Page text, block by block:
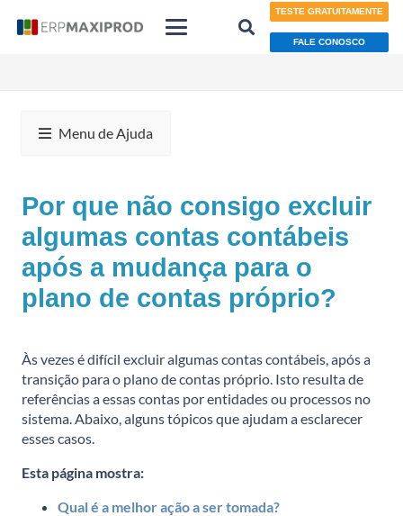
TESTE GRATUITAMENTE
FALE CONOSCO
Menu de Ajuda
Por que não consigo excluir
algumas contas contábeis
após a mudança para o
plano de contas próprio?
Às vezes é difícil excluir algumas contas contábeis, após a
transição para o plano de contas próprio. Isto resulta de
referências a essas contas por entidades ou processos no
sistema. Abaixo, alguns tópicos que ajudam a esclarecer
esses casos.
Esta página mostra:
Qual é a melhor ação a ser tomada?